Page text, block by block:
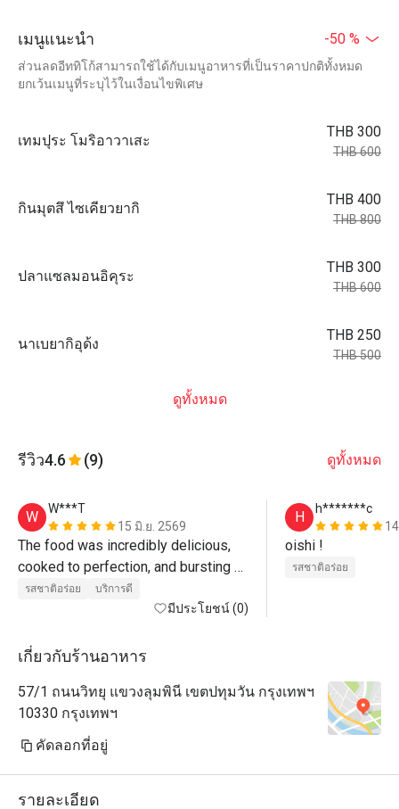
เมนูแนะนำ -50 %
ส่วนลดอีททิโก้สามารถใช้ได้กับเมนูอาหารที่เป็นราคาปกติทั้งหมด
ยกเว้นเมนูที่ระบุไว้ในเงื่อนไขพิเศษ
เทมปุระ โมริอาวาเสะ
THB 300
THB 600
กินมุตสึ ไซเคียวยากิ
THB 400
THB 800
ปลาแซลมอนอิคุระ
THB 300
THB 600
นาเบยากิอุด้ง
THB 250
THB 500
ดูทั้งหมด
รีวิว4.6 (9) ดูทั้งหมด
W
W***T
15 มิ.ย. 2569
The food was incredibly delicious,
cooked to perfection, and bursting
with flavor. The staff is very polite,
welcoming, and remarkably attentive
needs seamlessly and made us feel
entire meal.
รสชาติอร่อย บริการดี
มีประโยชน์ (0)
H
h*******c
รสชาติอร่อย
เกี่ยวกับร้านอาหาร
57/1 ถนนวิทยุ แขวงลุมพินี เขตปทุมวัน กรุงเทพฯ
10330 กรุงเทพฯ
คัดลอกที่อยู่
รายละเอียด